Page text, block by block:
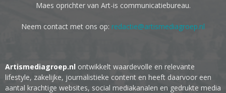
Maes oprichter van Art-is communicatiebureau.
Neem contact met ons op: redactie@artismediagroep.nl
Artismediagroep.nl ontwikkelt waardevolle en relevante
lifestyle, zakelijke, journalistieke content en heeft daarvoor een
aantal krachtige websites, social mediakanalen en gedrukte media